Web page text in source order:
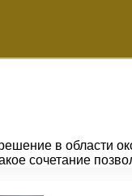
в области
сочетание